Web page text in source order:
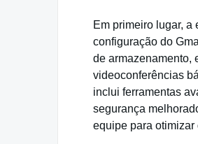
Em primeiro lugar,
configuração do
de armazenamento,
videoconferências
inclui ferramentas
segurança
equipe para otimizar